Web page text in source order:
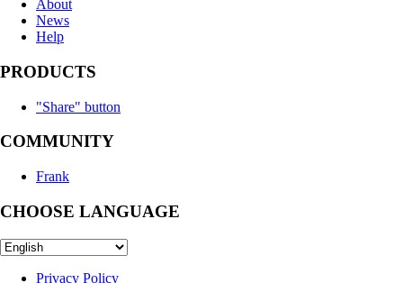
About
News
Help
PRODUCTS
"Share" button
COMMUNITY
Frank
CHOOSE LANGUAGE
Privacy Policy